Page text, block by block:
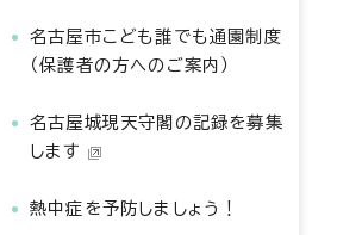
名古屋市こども誰でも通園制度
（保護者の方へのご案内）
名古屋城現天守閣の記録を募集
します
熱中症を予防しましょう！